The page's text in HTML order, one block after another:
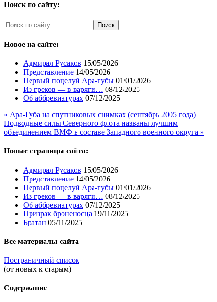
Поиск по сайту:
Новое на сайте:
Адмирал Русаков 15/05/2026
Представление 14/05/2026
Первый поцелуй Ара-губы 01/01/2026
Из греков — в варяги… 08/12/2025
Об аббревиатурах 07/12/2025
« Ара-Губа на спутниковых снимках (сентябрь 2005 года)
Подводные силы Северного флота названы лучшим
объединением ВМФ в составе Западного военного округа »
Новые страницы сайта:
Адмирал Русаков 15/05/2026
Представление 14/05/2026
Первый поцелуй Ара-губы 01/01/2026
Из греков — в варяги… 08/12/2025
Об аббревиатурах 07/12/2025
Призрак броненосца 19/11/2025
Братан 05/11/2025
Все материалы сайта
Постраничный список
(от новых к старым)
Содержание